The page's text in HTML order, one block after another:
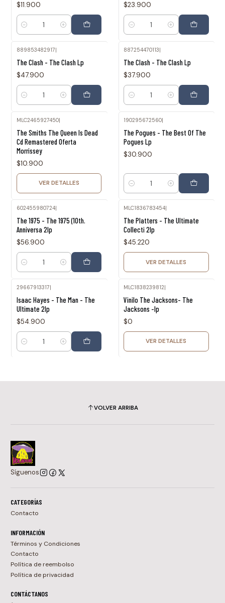
$11.900
Cantidad
$23.900
Cantidad
889853482917
The Clash - The Clash Lp
$47.900
Cantidad
887254470113
The Clash - The Clash Lp
$37.900
Cantidad
MLC2465927450|
The Smiths The Queen Is Dead
Cd Remastered Oferta
Morrissey
$10.900
VER DETALLES
190295672560|
The Pogues - The Best Of The
Pogues Lp
$30.900
Cantidad
602455980724|
The 1975 - The 1975 (10th.
Anniversa 2lp
$56.900
Cantidad
MLC1836783454
The Platters - The Ultimate
Collecti 2lp
$45.220
VER DETALLES
29667913317|
Isaac Hayes - The Man - The
Ultimate 2lp
$54.900
Cantidad
MLC1838239812|
Vinilo The Jacksons- The
Jacksons -lp
$0
VER DETALLES
VOLVER ARRIBA
Síguenos
CATEGORÍAS
Contacto
INFORMACIÓN
Términos y Condiciones
Contacto
Política de reembolso
Política de privacidad
CONTÁCTANOS